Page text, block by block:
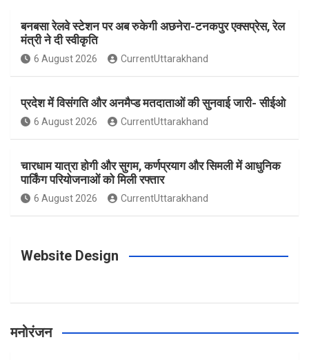
e
b
o
o
k
a
g
r
a
e
r
e
s
t
e
r
T
u
e
बनबसा रेलवे स्टेशन पर अब रुकेगी अछनेरा-टनकपुर एक्सप्रेस, रेल
मंत्री ने दी स्वीकृति
6 August 2026 CurrentUttarakhand
प्रदेश में विसंगति और अनमैप्ड मतदाताओं की सुनवाई जारी- सीईओ
6 August 2026 CurrentUttarakhand
चारधाम यात्रा होगी और सुगम, कर्णप्रयाग और सिमली में आधुनिक
पार्किंग परियोजनाओं को मिली रफ्तार
6 August 2026 CurrentUttarakhand
Website Design
मनोरंजन